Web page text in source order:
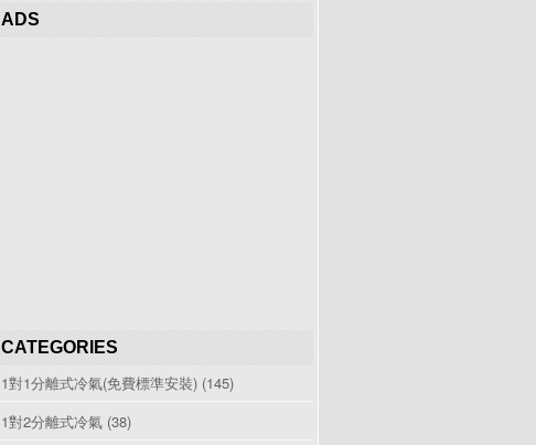
ADS
CATEGORIES
1對1分離式冷氣(免費標準安裝) (145)
1對2分離式冷氣 (38)